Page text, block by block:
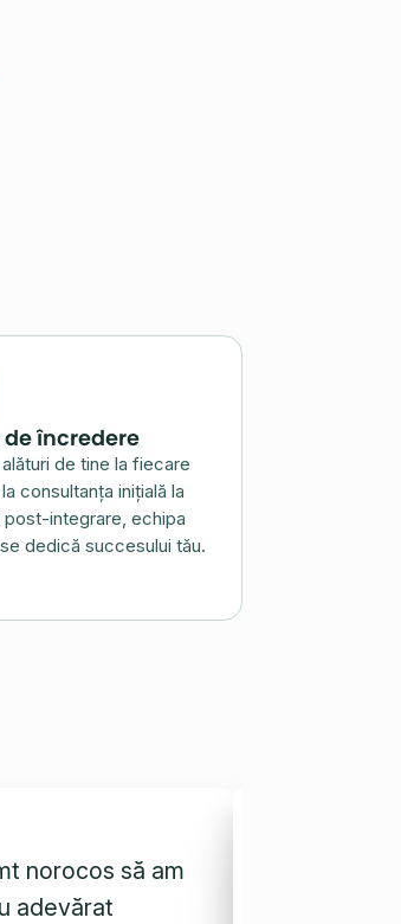
încredere
de tine la fiecare
consultanța inițială la
post-integrare, echipa
dedică succesului tău.
norocos să am
adevărat